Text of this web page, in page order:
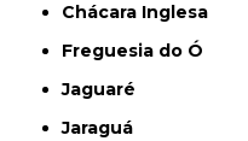
Chácara Inglesa
Freguesia do Ó
Jaguaré
Jaraguá